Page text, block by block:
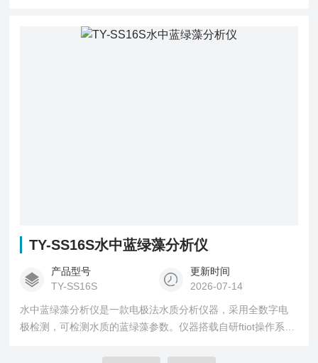
TY-SS16S水中蓝绿藻分析仪
产品型号
TY-SS16S
更新时间
2026-07-14
水中蓝绿藻分析仪是一款电极法水质分析仪器，采用全数字电
极检测，可检测水质的蓝绿藻参数。仪器搭载自研ftiot操作系